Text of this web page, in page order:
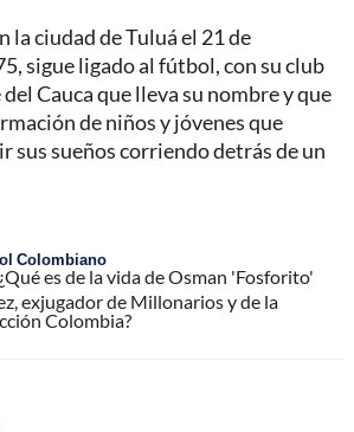
la ciudad de Tuluá el 21 de
sigue ligado al fútbol, con su club
Cauca que lleva su nombre y que
de niños y jóvenes que
sus sueños corriendo detrás de un
Colombiano
¿Qué es de la vida de Osman 'Fosforito'
exjugador de Millonarios y de la
Colombia?